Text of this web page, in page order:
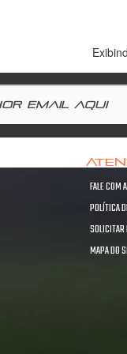
FALE COM
POLÍTICA
SOLICITAR
MAPA DO